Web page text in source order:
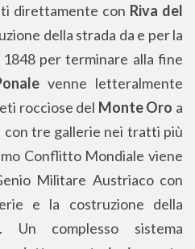
direttamente con Riva del
della strada da e per la
1848 per terminare alla fine
venne letteralmente
rocciose del Monte Oro a
con tre gallerie nei tratti più
Conflitto Mondiale viene
Militare Austriaco con
e la costruzione della
. Un complesso sistema